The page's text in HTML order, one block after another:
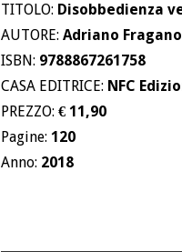
TITOLO: Disobbedienza
AUTORE: Adriano Fragano
ISBN: 9788867261758
CASA EDITRICE: NFC
PREZZO: € 11,90
Pagine: 120
Anno: 2018